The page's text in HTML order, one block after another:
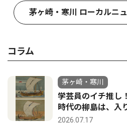
茅ヶ崎・寒川 ローカルニ
コラム
茅ヶ崎・寒川
学芸員のイチ推
時代の柳島は、入
2026.07.17